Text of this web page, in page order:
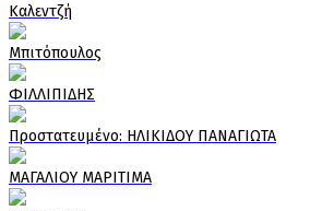
Καλεντζή
Μπιτόπουλος
ΦΙΛΛΙΠΙΔΗΣ
Πρoστατευμένο: ΗΛΙΚΙΔΟΥ ΠΑΝΑΓΙΩΤΑ
ΜΑΓΑΛΙΟΥ ΜΑΡΙΤΙΜΑ